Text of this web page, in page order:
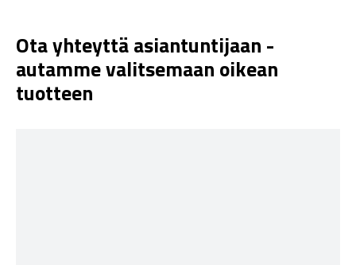
Ota yhteyttä asiantuntijaan -
autamme valitsemaan oikean
tuotteen